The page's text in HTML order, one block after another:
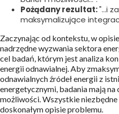
Pożądany rezultat:"...i
maksymalizujące
Zaczynając od kontekstu, w
nadrzędne wyzwania sektora
cel badań, którym jest analiza
energii odnawialnej. Aby
odnawialnych źródeł energii z
energetycznymi, badania mają
możliwości. Wszystkie
doskonałym opisie problemu.